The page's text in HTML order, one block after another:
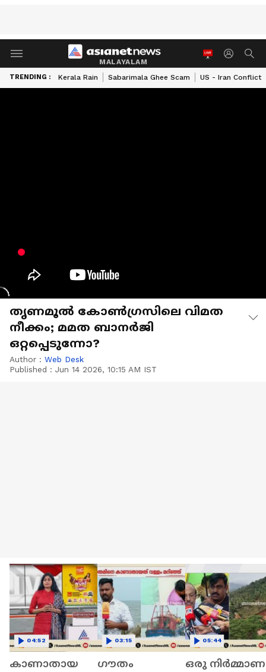
MALAYALAM
TRENDING : Kerala Rain Sabarimala Ghee Scam US - Iran Conflict
തൃണമൂൽ കോൺ​ഗ്രസിലെ വിമത
നീക്കം; മമത ബാനർജി
ഒറ്റപ്പെടുന്നോ?
Author : Web Desk
Published : Jun 14 2026, 10:15 AM IST
കാണാതായ
04:52
ഗൗതം
03:15
ഒരു നിര്‍മ്മാണ
05:44